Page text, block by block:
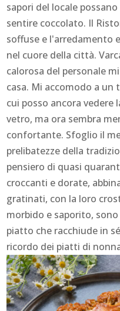
sapori del locale
sentire coccolato. Il
soffuse e l'arredamento
nel cuore della città.
calorosa del personale
casa. Mi accomodo a un
cui posso ancora vedere
vetro, ma ora sembra
confortante. Sfoglio il
prelibatezze della
pensiero di quasi
croccanti e dorate,
gratinati, con la loro
morbido e saporito,
piatto che racchiude in
ricordo dei piatti di